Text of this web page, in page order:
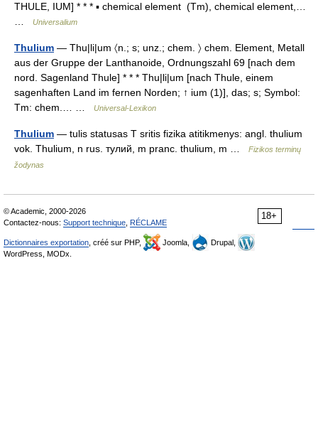
THULE, IUM] * * * ▪ chemical element (Tm), chemical element,…
…
Universalium
Thulium — Thu|li|um 〈n.; s; unz.; chem. 〉 chem. Element, Metall
aus der Gruppe der Lanthanoide, Ordnungszahl 69 [nach dem
nord. Sagenland Thule] * * * Thu|li|um [nach Thule, einem
sagenhaften Land im fernen Norden; ↑ ium (1)], das; s; Symbol:
Tm: chem.… …
Universal-Lexikon
Thulium — tulis statusas T sritis fizika atitikmenys: angl. thulium
vok. Thulium, n rus. тулий, m pranc. thulium, m …
Fizikos terminų
žodynas
18+
© Academic, 2000-2026
Contactez-nous: Support technique RÉCLAME
Dictionnaires exportation , créé sur PHP, Joomla,
Drupal,
WordPress, MODx.